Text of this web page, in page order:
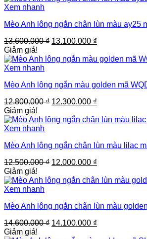
Xem nhanh
Mèo Anh lông ngắn chân lùn màu ay25
13.600.000₫ Giá
là:
13.100.000 ₫
tại
Giảm giá!
Xem nhanh
Mèo Anh lông ngắn màu golden mã
12.800.000₫ Giá
là:
12.300.000 ₫
tại
Giảm giá!
Xem nhanh
Mèo Anh lông ngắn chân lùn màu lilac
12.500.000₫ Giá
là:
12.000.000 ₫
tại
Giảm giá!
Xem nhanh
Mèo Anh lông ngắn chân lùn màu
14.600.000₫ Giá
14.100.000 ₫
Giảm giá!